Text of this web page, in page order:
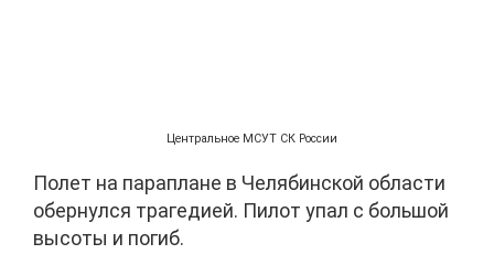
Центральное МСУТ СК России
Полет на параплане в Челябинской области
обернулся трагедией. Пилот упал с большой
высоты и погиб.